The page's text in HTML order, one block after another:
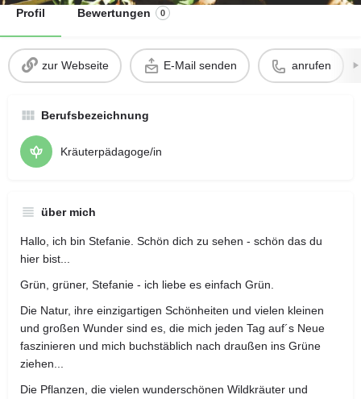
Profil Bewertungen 0
zur Webseite E-Mail senden anrufen
Berufsbezeichnung
Kräuterpädagoge/in
über mich
Hallo, ich bin Stefanie. Schön dich zu sehen - schön das du
hier bist...
Grün, grüner, Stefanie - ich liebe es einfach Grün.
Die Natur, ihre einzigartigen Schönheiten und vielen kleinen
und großen Wunder sind es, die mich jeden Tag auf´s Neue
faszinieren und mich buchstäblich nach draußen ins Grüne
ziehen...
Die Pflanzen, die vielen wunderschönen Wildkräuter und